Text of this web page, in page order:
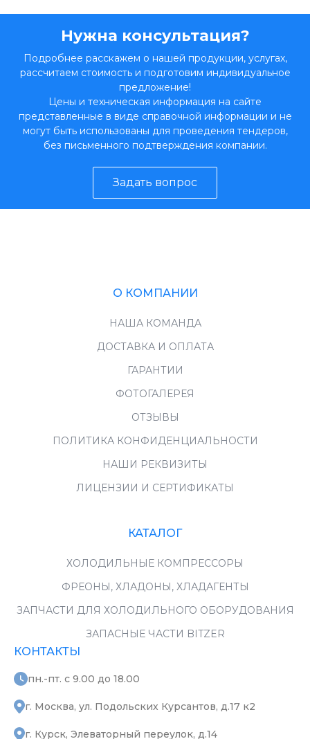
Нужна консультация?
Подробнее расскажем о нашей продукции, услугах,
рассчитаем стоимость и подготовим индивидуальное
предложение!
Цены и техническая информация на сайте
представленные в виде справочной информации и не
могут быть использованы для проведения тендеров,
без письменного подтверждения компании.
Задать вопрос
О КОМПАНИИ
НАША КОМАНДА
ДОСТАВКА И ОПЛАТА
ГАРАНТИИ
ФОТОГАЛЕРЕЯ
ОТЗЫВЫ
ПОЛИТИКА КОНФИДЕНЦИАЛЬНОСТИ
НАШИ РЕКВИЗИТЫ
ЛИЦЕНЗИИ И СЕРТИФИКАТЫ
КАТАЛОГ
ХОЛОДИЛЬНЫЕ КОМПРЕССОРЫ
ФРЕОНЫ, ХЛАДОНЫ, ХЛАДАГЕНТЫ
ЗАПЧАСТИ ДЛЯ ХОЛОДИЛЬНОГО ОБОРУДОВАНИЯ
ЗАПАСНЫЕ ЧАСТИ BITZER
КОНТАКТЫ
пн.-пт. с 9.00 до 18.00
г. Москва, ул. Подольских Курсантов, д.17 к2
г. Курск, Элеваторный переулок, д.14